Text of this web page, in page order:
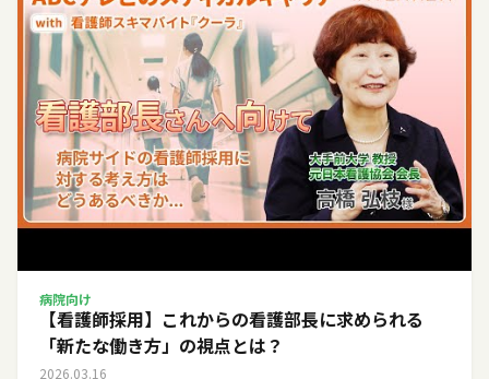
病院向け
【看護師採用】これからの看護部長に求められる
「新たな働き方」の視点とは？
2026.03.16